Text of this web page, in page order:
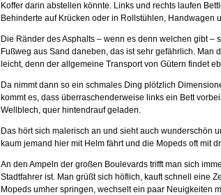
Koffer darin abstellen könnte. Links und rechts laufen
Behinderte auf Krücken oder in Rollstühlen, Handwagen
Die Ränder des Asphalts – wenn es denn welchen gibt
Fußweg aus Sand daneben, das ist sehr gefährlich. Man
leicht, denn der allgemeine Transport von Gütern findet
Da nimmt dann so ein schmales Ding plötzlich
kommt es, dass überraschenderweise links ein Bett
Wellblech, quer hintendrauf geladen.
Das hört sich malerisch an und sieht auch wunderschön
kaum jemand hier mit Helm fährt und die Mopeds oft mit
An den Ampeln der großen Boulevards trifft man sich
Stadtfahrer ist. Man grüßt sich höflich, kauft schnell eine
Mopeds umher springen, wechselt ein paar Neuigkeiten